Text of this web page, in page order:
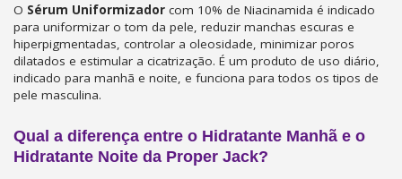
O Sérum Uniformizador com 10% de Niacinamida é indicado
para uniformizar o tom da pele, reduzir manchas escuras e
hiperpigmentadas, controlar a oleosidade, minimizar poros
dilatados e estimular a cicatrização. É um produto de uso diário,
indicado para manhã e noite, e funciona para todos os tipos de
pele masculina.
Qual a diferença entre o Hidratante Manhã e o
Hidratante Noite da Proper Jack?